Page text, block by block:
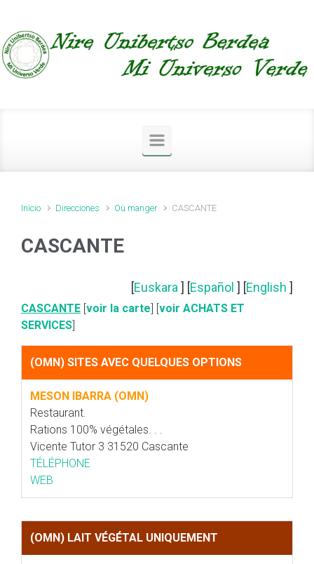
Inicio Direcciones Où manger CASCANTE
CASCANTE
[Euskara ] [Español ] [English ]
CASCANTE [voir la carte] [voir ACHATS ET
SERVICES]
(OMN) SITES AVEC QUELQUES OPTIONS
MESON IBARRA (OMN)
Restaurant.
Rations 100% végétales. . .
Vicente Tutor 3 31520 Cascante
TÉLÉPHONE
WEB
(OMN) LAIT VÉGÉTAL UNIQUEMENT